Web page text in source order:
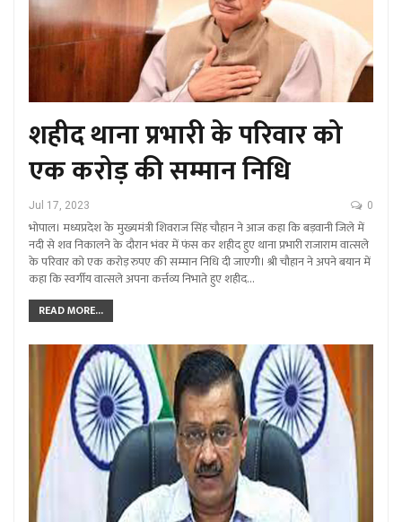
शहीद थाना प्रभारी के परिवार को
एक करोड़ की सम्मान निधि
Jul 17, 2023 0
भोपाल। मध्यप्रदेश के मुख्यमंत्री शिवराज सिंह चौहान ने आज कहा कि बड़वानी जिले में
नदी से शव निकालने के दौरान भंवर में फंस कर शहीद हुए थाना प्रभारी राजाराम वात्सले
के परिवार को एक करोड़ रुपए की सम्मान निधि दी जाएगी। श्री चौहान ने अपने बयान में
कहा कि स्वर्गीय वात्सले अपना कर्त्तव्य निभाते हुए शहीद…
READ MORE...